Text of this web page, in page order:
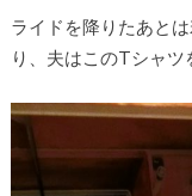
ライドを降りたあと
り、夫はこのTシャ